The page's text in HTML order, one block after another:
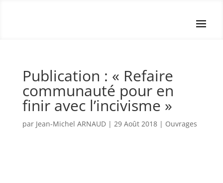
Publication : « Refaire
communauté pour en
finir avec l’incivisme »
par Jean-Michel ARNAUD| 29 Août 2018| Ouvrages